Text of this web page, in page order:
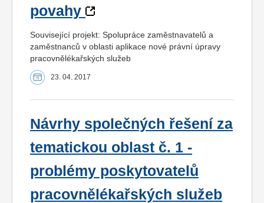
povahy
Související projekt: Spolupráce zaměstnavatelů a
zaměstnanců v oblasti aplikace nové právní úpravy
pracovnělékařských služeb
23. 04. 2017
Návrhy společných řešení za
tematickou oblast č. 1 -
problémy poskytovatelů
pracovnělékařských služeb